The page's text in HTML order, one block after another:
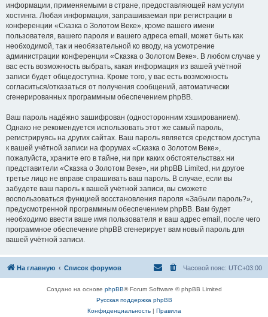
информации, применяемыми в стране, предоставляющей нам услуги
хостинга. Любая информация, запрашиваемая при регистрации в
конференции «Сказка о Золотом Веке», кроме вашего имени
пользователя, вашего пароля и вашего адреса email, может быть как
необходимой, так и необязательной ко вводу, на усмотрение
администрации конференции «Сказка о Золотом Веке». В любом случае у
вас есть возможность выбрать, какая информация из вашей учётной
записи будет общедоступна. Кроме того, у вас есть возможность
согласиться/отказаться от получения сообщений, автоматически
сгенерированных программным обеспечением phpBB.
Ваш пароль надёжно зашифрован (односторонним хэшированием).
Однако не рекомендуется использовать этот же самый пароль,
регистрируясь на других сайтах. Ваш пароль является средством доступа
к вашей учётной записи на форумах «Сказка о Золотом Веке»,
пожалуйста, храните его в тайне, ни при каких обстоятельствах ни
представители «Сказка о Золотом Веке», ни phpBB Limited, ни другое
третье лицо не вправе спрашивать ваш пароль. В случае, если вы
забудете ваш пароль к вашей учётной записи, вы сможете
воспользоваться функцией восстановления пароля «Забыли пароль?»,
предусмотренной программным обеспечением phpBB. Вам будет
необходимо ввести ваше имя пользователя и ваш адрес email, после чего
программное обеспечение phpBB сгенерирует вам новый пароль для
вашей учётной записи.
На главную Список форумов Часовой пояс: UTC+03:00
Создано на основе phpBB® Forum Software © phpBB Limited
Русская поддержка phpBB
Конфиденциальность| Правила